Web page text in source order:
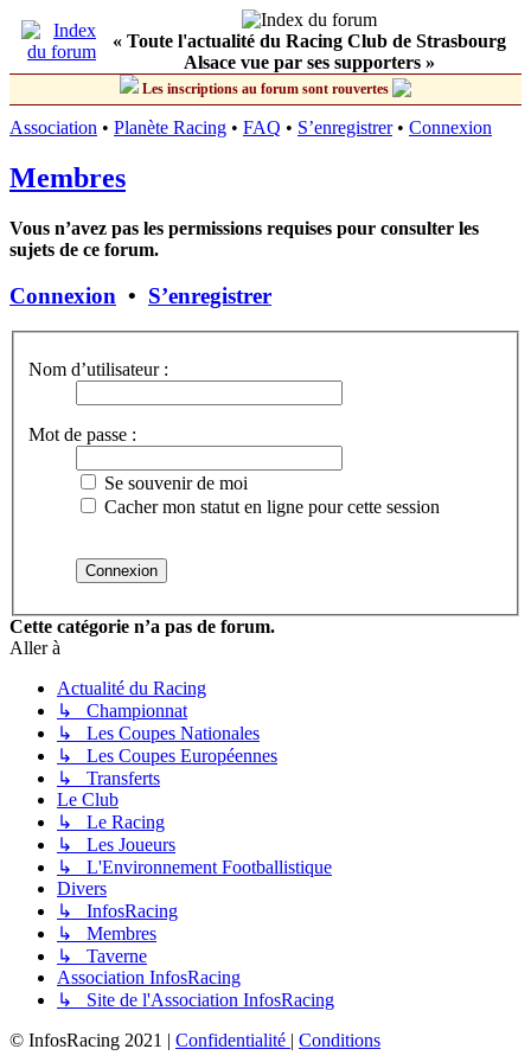
« Toute l'actualité du Racing Club de Strasbourg
Alsace vue par ses supporters »
Les inscriptions au forum sont rouvertes
Association • Planète Racing • FAQ • S’enregistrer• Connexion
Membres
Vous n’avez pas les permissions requises pour consulter les
sujets de ce forum.
Connexion • S’enregistrer
Nom d’utilisateur :
Mot de passe :
Se souvenir de moi
Cacher mon statut en ligne pour cette session
Cette catégorie n’a pas de forum.
Aller à
Actualité du Racing
↳ Championnat
↳ Les Coupes Nationales
↳ Les Coupes Européennes
↳ Transferts
Le Club
↳ Le Racing
↳ Les Joueurs
↳ L'Environnement Footballistique
Divers
↳ InfosRacing
↳ Membres
↳ Taverne
Association InfosRacing
↳ Site de l'Association InfosRacing
© InfosRacing 2021 | Confidentialité | Conditions